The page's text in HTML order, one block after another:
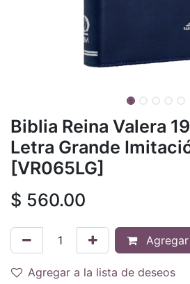
Biblia Reina Valera
Letra Grande
[VR065LG]
$ 560.00
Agregar a la lista de deseos